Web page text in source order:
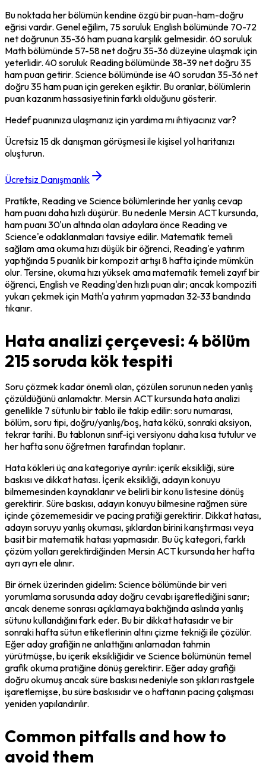
Bu noktada her bölümün kendine özgü bir puan-ham-doğru
eğrisi vardır. Genel eğilim, 75 soruluk English bölümünde 70-72
net doğrunun 35-36 ham puana karşılık gelmesidir. 60 soruluk
Math bölümünde 57-58 net doğru 35-36 düzeyine ulaşmak için
yeterlidir. 40 soruluk Reading bölümünde 38-39 net doğru 35
ham puan getirir. Science bölümünde ise 40 sorudan 35-36 net
doğru 35 ham puan için gereken eşiktir. Bu oranlar, bölümlerin
puan kazanım hassasiyetinin farklı olduğunu gösterir.
Hedef puanınıza ulaşmanız için yardıma mı ihtiyacınız var?
Ücretsiz 15 dk danışman görüşmesi ile kişisel yol haritanızı
oluşturun.
Ücretsiz Danışmanlık
Pratikte, Reading ve Science bölümlerinde her yanlış cevap
ham puanı daha hızlı düşürür. Bu nedenle Mersin ACT kursunda,
ham puanı 30'un altında olan adaylara önce Reading ve
Science'e odaklanmaları tavsiye edilir. Matematik temeli
sağlam ama okuma hızı düşük bir öğrenci, Reading'e yatırım
yaptığında 5 puanlık bir kompozit artışı 8 hafta içinde mümkün
olur. Tersine, okuma hızı yüksek ama matematik temeli zayıf bir
öğrenci, English ve Reading'den hızlı puan alır; ancak kompoziti
yukarı çekmek için Math'a yatırım yapmadan 32-33 bandında
tıkanır.
Hata analizi çerçevesi: 4 bölüm
215 soruda kök tespiti
Soru çözmek kadar önemli olan, çözülen sorunun neden yanlış
çözüldüğünü anlamaktır. Mersin ACT kursunda hata analizi
genellikle 7 sütunlu bir tablo ile takip edilir: soru numarası,
bölüm, soru tipi, doğru/yanlış/boş, hata kökü, sonraki aksiyon,
tekrar tarihi. Bu tablonun sınıf-içi versiyonu daha kısa tutulur ve
her hafta sonu öğretmen tarafından toplanır.
Hata kökleri üç ana kategoriye ayrılır: içerik eksikliği, süre
baskısı ve dikkat hatası. İçerik eksikliği, adayın konuyu
bilmemesinden kaynaklanır ve belirli bir konu listesine dönüş
gerektirir. Süre baskısı, adayın konuyu bilmesine rağmen süre
içinde çözememesidir ve pacing pratiği gerektirir. Dikkat hatası,
adayın soruyu yanlış okuması, şıklardan birini karıştırması veya
basit bir matematik hatası yapmasıdır. Bu üç kategori, farklı
çözüm yolları gerektirdiğinden Mersin ACT kursunda her hafta
ayrı ayrı ele alınır.
Bir örnek üzerinden gidelim: Science bölümünde bir veri
yorumlama sorusunda aday doğru cevabı işaretlediğini sanır;
ancak deneme sonrası açıklamaya baktığında aslında yanlış
sütunu kullandığını fark eder. Bu bir dikkat hatasıdır ve bir
sonraki hafta sütun etiketlerinin altını çizme tekniği ile çözülür.
Eğer aday grafiğin ne anlattığını anlamadan tahmin
yürütmüşse, bu içerik eksikliğidir ve Science bölümünün temel
grafik okuma pratiğine dönüş gerektirir. Eğer aday grafiği
doğru okumuş ancak süre baskısı nedeniyle son şıkları rastgele
işaretlemişse, bu süre baskısıdır ve o haftanın pacing çalışması
yeniden yapılandırılır.
Common pitfalls and how to
avoid them